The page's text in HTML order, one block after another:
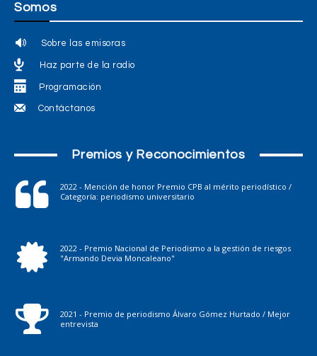
Somos
Sobre las emisoras
Haz parte de la radio
Programación
Contáctanos
Premios y Reconocimientos
2022 - Mención de honor Premio CPB al mérito periodístico /
Categoría: periodismo universitario
2022 - Premio Nacional de Periodismo a la gestión de riesgos
"Armando Devia Moncaleano"
2021 - Premio de periodismo Álvaro Gómez Hurtado / Mejor
entrevista